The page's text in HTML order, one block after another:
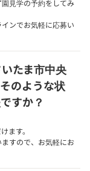
見学の予約をしてみ
ンでお気軽に応募い
たま市中央
のような状
すか？
ます。
すので、お気軽にお